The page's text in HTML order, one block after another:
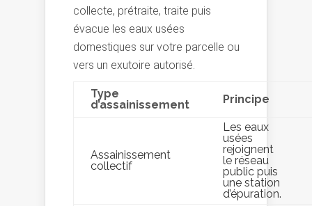
collecte, prétraite, traite puis
évacue les eaux usées
domestiques sur votre parcelle ou
vers un exutoire autorisé.
Type
d’assainissement
Principe
Assainissement
collectif
Les eaux
usées
rejoignent
le réseau
public puis
une station
d’épuration.